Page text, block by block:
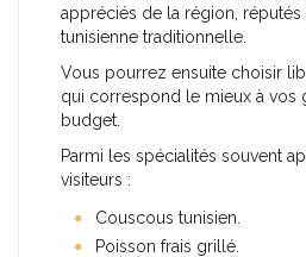
appréciés de la région,
tunisienne traditionnelle.
Vous pourrez ensuite choisir
qui correspond le mieux à vos
budget.
Parmi les spécialités souvent
visiteurs :
Couscous tunisien.
Poisson frais grillé.